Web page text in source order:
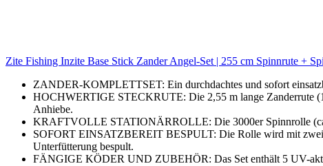
Zite Fishing Inzite Base Stick Zander Angel-Set | 255 cm Spinnrute +
ZANDER-KOMPLETTSET: Ein durchdachtes und sofort
HOCHWERTIGE STECKRUTE: Die 2,55 m lange Zanderrute
Anhiebe.
KRAFTVOLLE STATIONÄRROLLE: Die 3000er Spinnrolle
SOFORT EINSATZBEREIT BESPULT: Die Rolle wird mit zwei
Unterfütterung bespult.
FÄNGIGE KÖDER UND ZUBEHÖR: Das Set enthält 5 UV-